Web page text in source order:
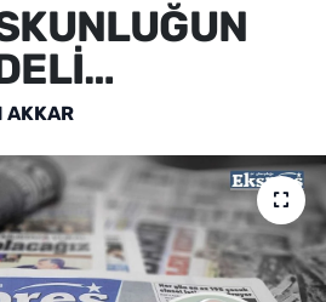
AKKAR